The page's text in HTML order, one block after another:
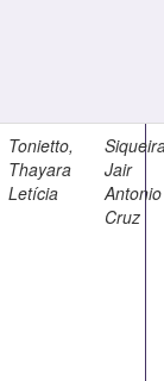
Tonietto,
Thayara
Letícia
Jair
Antonio
Cruz